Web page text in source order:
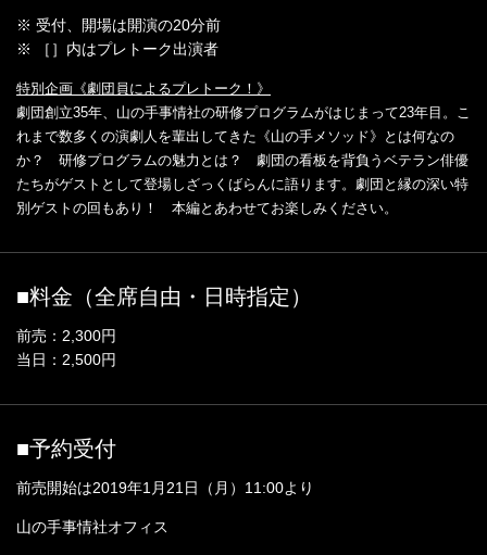
※ 受付、開場は開演の20分前
※ ［］内はプレトーク出演者
特別企画《劇団員によるプレトーク！》
劇団創立35年、山の手事情社の研修プログラムがはじまって23年目。こ
れまで数多くの演劇人を輩出してきた《山の手メソッド》とは何なの
か？ 研修プログラムの魅力とは？ 劇団の看板を背負うベテラン俳優
たちがゲストとして登場しざっくばらんに語ります。劇団と縁の深い特
別ゲストの回もあり！ 本編とあわせてお楽しみください。
■料金（全席自由・日時指定）
前売：2,300円
当日：2,500円
■予約受付
前売開始は2019年1月21日（月）11:00より
山の手事情社オフィス